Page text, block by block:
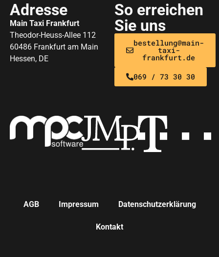
Adresse
Main Taxi Frankfurt
Theodor-Heuss-Allee 112
60486 Frankfurt am Main
Hessen, DE
So erreichen
Sie uns
bestellung@main-
taxi-
frankfurt.de
069 / 73 30 30
AGB Impressum Datenschutzerklärung
Kontakt